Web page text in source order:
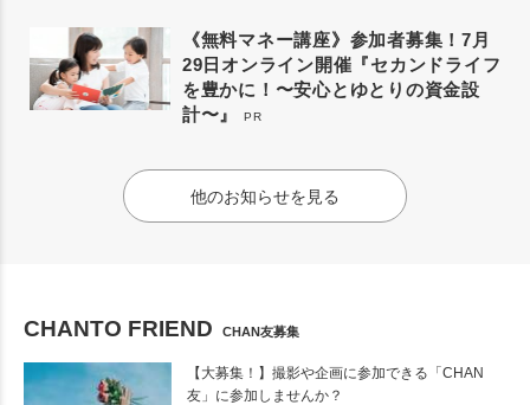
《無料マネー講座》参加者募集！7月
29日オンライン開催『セカンドライフ
を豊かに！〜安心とゆとりの資金設
計〜』
PR
他のお知らせを見る
CHANTO FRIEND CHAN友募集
【大募集！】撮影や企画に参加できる「CHAN
友」に参加しませんか？